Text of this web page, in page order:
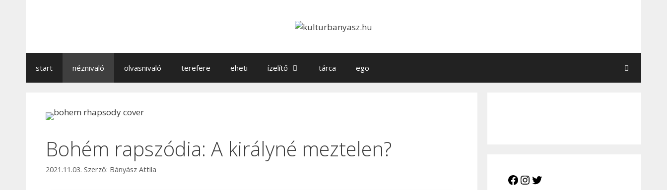
start néznivaló olvasnivaló terefere eheti ízelítő tárca ego
Bohém rapszódia: A királyné meztelen?
2021.11.03. Szerző: Bányász Attila